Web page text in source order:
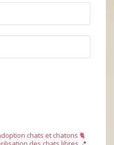
chats et chatons 🐈